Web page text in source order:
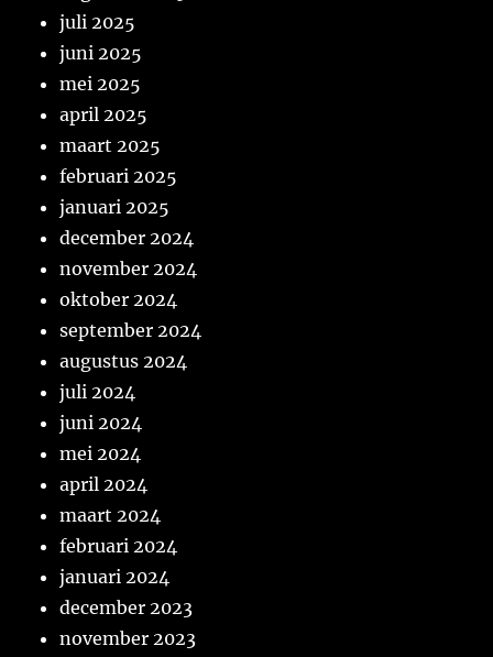
juli 2025
juni 2025
mei 2025
april 2025
maart 2025
februari 2025
januari 2025
december 2024
november 2024
oktober 2024
september 2024
augustus 2024
juli 2024
juni 2024
mei 2024
april 2024
maart 2024
februari 2024
januari 2024
december 2023
november 2023